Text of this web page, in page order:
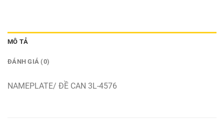
MÔ TẢ
ĐÁNH GIÁ (0)
NAMEPLATE/ ĐỀ CAN 3L-4576